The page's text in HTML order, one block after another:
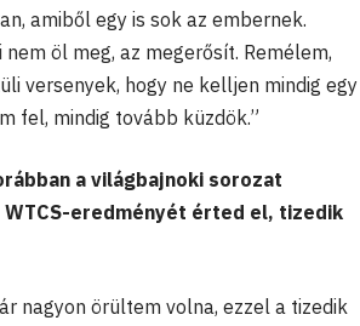
amiből egy is sok az embernek.
öl meg, az megerősít. Remélem,
versenyek, hogy ne kelljen mindig egy
fel, mindig tovább küzdök.”
a világbajnoki sorozat
eredményét érted el, tizedik
nagyon örültem volna, ezzel a tizedik